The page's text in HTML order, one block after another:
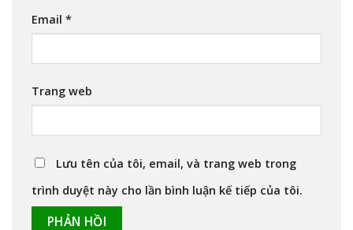
Email *
Trang web
Lưu tên của tôi, email, và trang web trong
trình duyệt này cho lần bình luận kế tiếp của tôi.